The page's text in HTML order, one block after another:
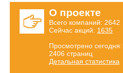
О проекте
Всего компаний: 2642
Сейчас акций: 1635
Просмотрено сегодня:
2406 страниц
Детальная статистика